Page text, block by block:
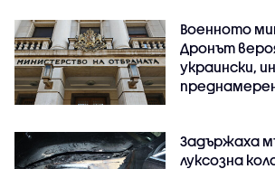
Военното
Дронът
украински,
Задържаха
луксозна